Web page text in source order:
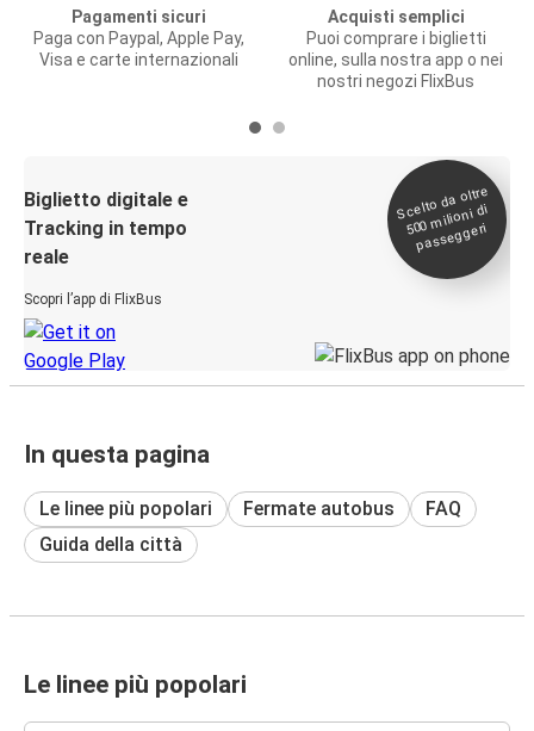
Pagamenti sicuri
Paga con Paypal, Apple Pay,
Visa e carte internazionali
Acquisti semplici
Puoi comprare i biglietti
online, sulla nostra app o nei
nostri negozi FlixBus
Biglietto digitale e
Tracking in tempo
reale
Scopri l’app di FlixBus
Scelto da oltre
500
milioni di
passeggeri
In questa pagina
Le linee più popolari Fermate autobus
FAQ
Guida della città
Le linee più popolari